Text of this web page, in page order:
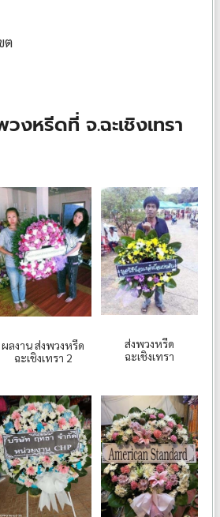
ต
งหรีดที่ จ.ฉะเชิงเทรา
ผลงาน ส่งพวงหรีด
ฉะเชิงเทรา 2
ส่งพวงหรีด
ฉะเชิงเทรา